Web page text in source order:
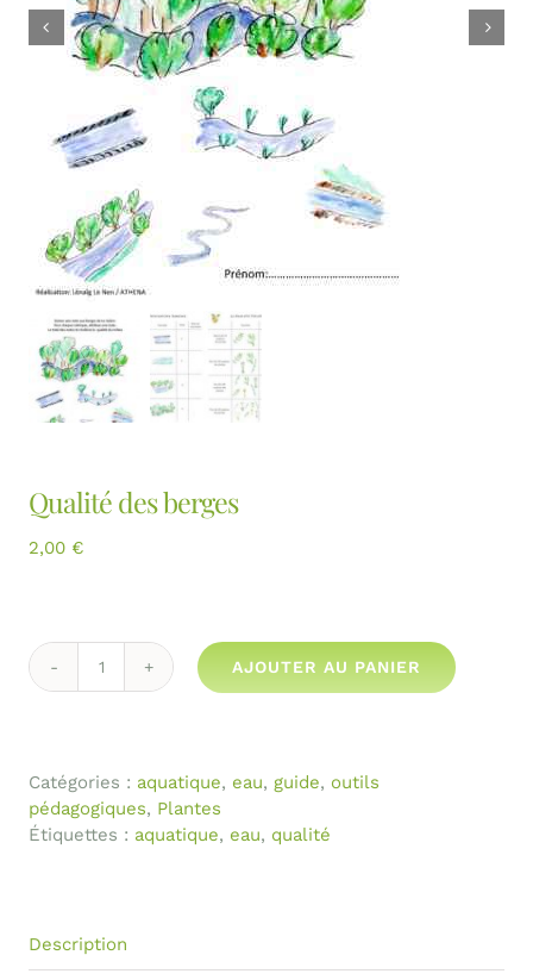
Qualité des berges
2,00 €
quantité
berges
AJOUTER AU PANIER
Catégories : aquatique, eau, guide, outils
pédagogiques, Plantes
Étiquettes : aquatique, eau, qualité
Description